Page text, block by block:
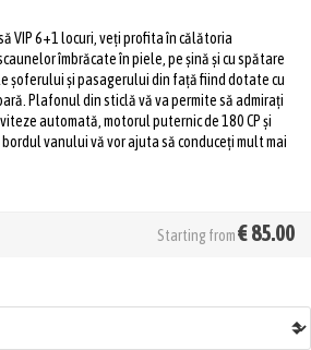
VIP 6+1 locuri, veți profita în călătoria
îmbrăcate în piele, pe șină și cu spătare
șoferului și pasagerului din față fiind dotate cu
Plafonul din sticlă vă va permite să admirați
automată, motorul puternic de 180 CP și
vanului vă vor ajuta să conduceți mult mai
Starting from€85.00